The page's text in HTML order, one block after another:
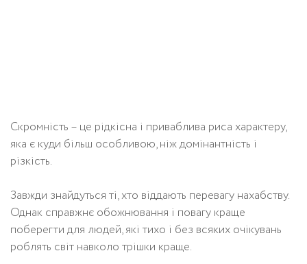
Скромність – це рідкісна і приваблива риса характеру,
яка є куди більш особливою, ніж домінантність і
різкість.
Завжди знайдуться ті, хто віддають перевагу нахабству.
Однак справжнє обожнювання і повагу краще
поберегти для людей, які тихо і без всяких очікувань
роблять світ навколо трішки краще.